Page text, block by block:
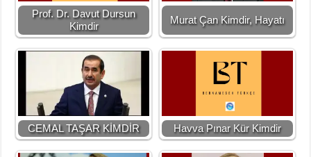
Prof. Dr. Davut Dursun
Kimdir
Murat Çan Kimdir, Hayatı
CEMAL TAŞAR KİMDİR Havva Pınar Kür Kimdir